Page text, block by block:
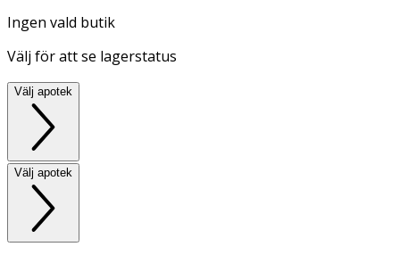
Ingen vald butik
Välj för att se lagerstatus
Välj apotek
Välj apotek